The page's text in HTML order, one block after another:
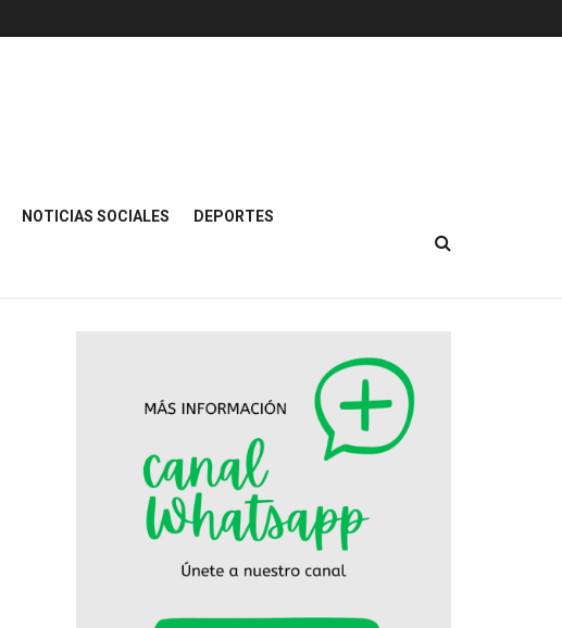
NOTICIAS SOCIALES DEPORTES